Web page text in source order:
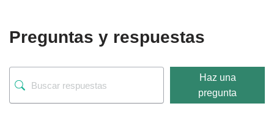
Preguntas y respuestas
Haz una
pregunta